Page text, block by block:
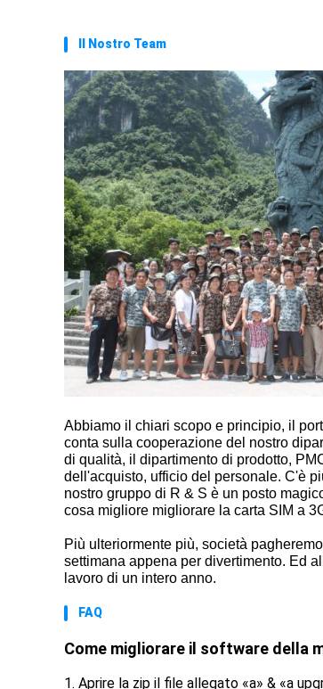
Il Nostro Team
Abbiamo il chiari scopo e principio, il
conta sulla cooperazione del nostro
di qualità, il dipartimento di prodotto,
dell'acquisto, ufficio del personale. C'è
nostro gruppo di R & S è un posto
cosa migliore migliorare la carta SIM a
Più ulteriormente più, società
settimana appena per divertimento. Ed
lavoro di un intero anno.
FAQ
Come migliorare il software della
1. Aprire la zip il file allegato «a» & «a